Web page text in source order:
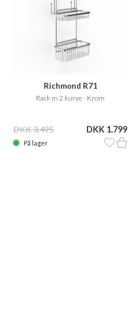
Richmond R71
Rack m 2 kurve - Krom
DKK 3.495 DKK 1.799
På lager